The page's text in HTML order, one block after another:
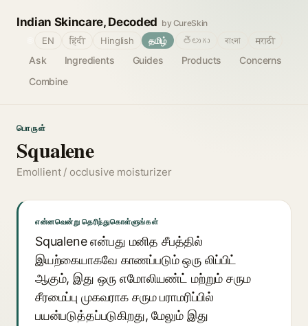
Indian Skincare, Decoded by CureSkin
Ask Ingredients Guides Products
Concerns
Combine
EN हिंदी Hinglish தமிழ் తెలుగు বাংলা मराठी
பொருள்
Squalene
Emollient / occlusive moisturizer
என்னவென்று தெரிந்துகொள்ளுங்கள்
Squalene என்பது மனித சீபத்தில்
இயற்கையாகவே காணப்படும் ஒரு லிப்பிட்
ஆகும், இது ஒரு எமோலியண்ட் மற்றும் சரும
சீரமைப்பு முகவராக சரும பராமரிப்பில்
பயன்படுத்தப்படுகிறது, மேலும் இது